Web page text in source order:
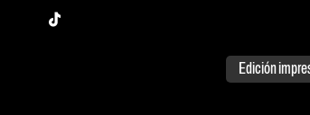
facebook
Edición